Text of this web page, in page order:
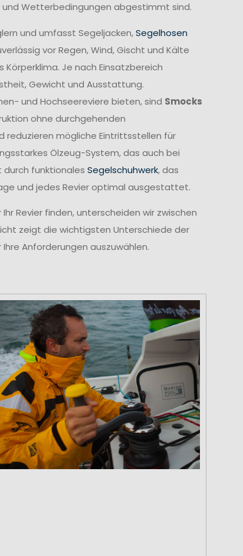
Wetterbedingungen abgestimmt sind.
und umfasst Segeljacken,Segelhosen
vor Regen, Wind, Gischt und Kälte
Je nach Einsatzbereich
Gewicht und Ausstattung.
und Hochseereviere bieten, sind Smocks
ohne durchgehenden
reduzieren mögliche Eintrittsstellen für
Ölzeug-System, das auch bei
durch funktionales Segelschuhwerk, das
und jedes Revier optimal ausgestattet.
Revier finden, unterscheiden wir zwischen
zeigt die wichtigsten Unterschiede der
Anforderungen auszuwählen.